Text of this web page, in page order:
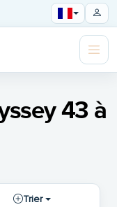
43 à
Trier